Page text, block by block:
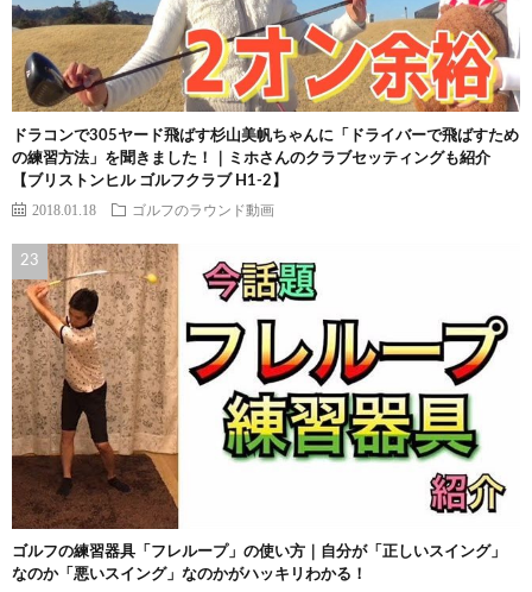
ドラコンで305ヤード飛ばす杉山美帆ちゃんに「ドライバーで飛ばすため
の練習方法」を聞きました！｜ミホさんのクラブセッティングも紹介
【ブリストンヒル ゴルフクラブ H1-2】
2018.01.18 ゴルフのラウンド動画
ゴルフの練習器具「フレループ」の使い方｜自分が「正しいスイング」
なのか「悪いスイング」なのかがハッキリわかる！